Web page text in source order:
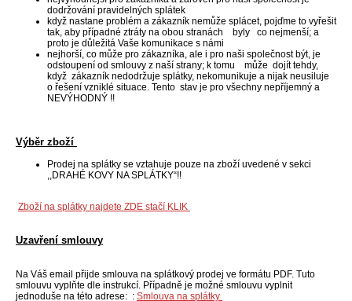
dodržování pravidelných splátek
když nastane problém a zákazník nemůže splácet, pojďme to vyřešit
tak, aby případné ztráty na obou stranách byly co nejmenší; a
proto je důležitá Vaše komunikace s námi
nejhorší, co může pro zákazníka, ale i pro naši společnost být, je
odstoupení od smlouvy z naší strany; k tomu může dojít tehdy,
když zákazník nedodržuje splátky, nekomunikuje a nijak neusiluje
o řešení vzniklé situace. Tento stav je pro všechny nepříjemný a
NEVÝHODNÝ !!
Výběr zboží
Prodej na splátky se vztahuje pouze na zboží uvedené v sekci
,,DRAHÉ KOVY NA SPLÁTKY“!!
Zboží na splátky najdete ZDE stačí KLIK
Uzavření smlouvy
Na Váš email přijde smlouva na splátkový prodej ve formátu PDF. Tuto
smlouvu vyplňte dle instrukcí. Případně je možné smlouvu vyplnit
jednoduše na této adrese: : Smlouva na splátky